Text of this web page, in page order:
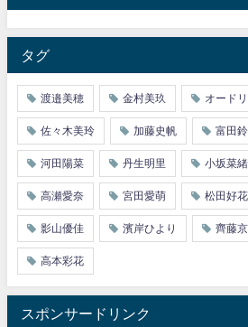
タグ
渡邉美穂 金村美玖 オード
佐々木美玲 加藤史帆 富田
河田陽菜 丹生明里 小坂菜緒
高瀬愛奈 宮田愛萌 松田好花
影山優佳 濱岸ひより 齊藤
高本彩花
スポンサードリンク